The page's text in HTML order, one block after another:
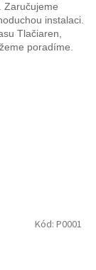
Zaručujeme
instalaci.
Tlačiaren,
poradíme.
Kód: P0001